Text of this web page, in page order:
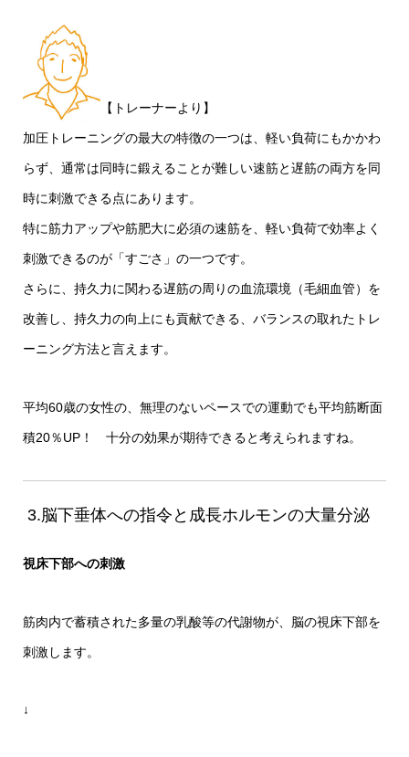
【トレーナーより】
加圧トレーニングの最大の特徴の一つは、軽い負荷にもかかわ
らず、通常は同時に鍛えることが難しい速筋と遅筋の両方を同
時に刺激できる点にあります。
特に筋力アップや筋肥大に必須の速筋を、軽い負荷で効率よく
刺激できるのが「すごさ」の一つです。
さらに、持久力に関わる遅筋の周りの血流環境（毛細血管）を
改善し、持久力の向上にも貢献できる、バランスの取れたトレ
ーニング方法と言えます。
平均60歳の女性の、無理のないペースでの運動でも平均筋断面
積20％UP！ 十分の効果が期待できると考えられますね。
3.脳下垂体への指令と成長ホルモンの大量分泌
視床下部への刺激
筋肉内で蓄積された多量の乳酸等の代謝物が、脳の視床下部を
刺激します。
↓